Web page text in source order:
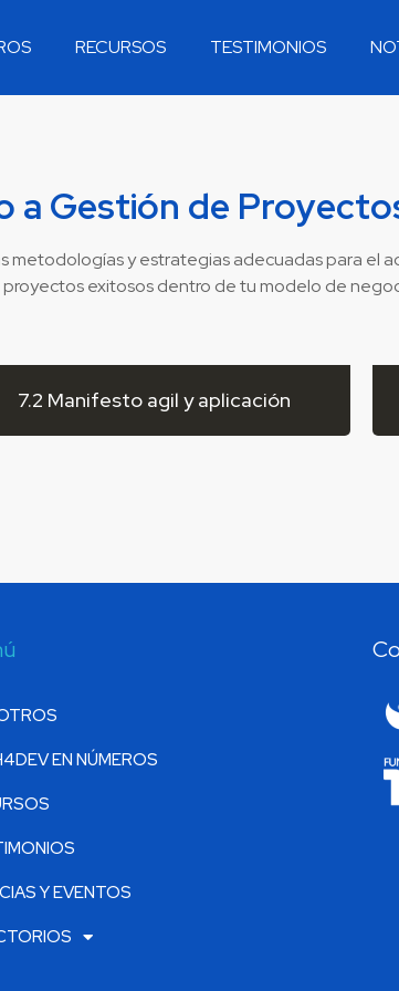
RECURSOS TESTIMONIOS
a Gestión de
metodologías y estrategias adecuadas para el
proyectos exitosos dentro de tu modelo de
7.2 Manifesto agil y aplicación
EN NÚMEROS
Y EVENTOS